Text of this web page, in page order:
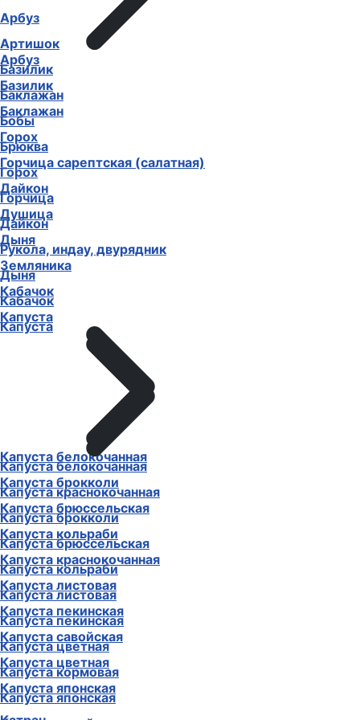
Арбуз
Базилик
Баклажан
Горох
Горчица сарептская (салатная)
Дайкон
Душица
Дыня
Земляника
Кабачок
Капуста
Капуста белокочанная
Капуста брокколи
Капуста брюссельская
Капуста кольраби
Капуста краснокочанная
Капуста листовая
Капуста пекинская
Капуста савойская
Капуста цветная
Капуста японская
Арбуз
Артишок
Базилик
Баклажан
Бобы
Брюква
Горох
Горчица
Дайкон
Рукола, индау, двурядник
Дыня
Кабачок
Капуста
Капуста белокочанная
Капуста краснокочанная
Капуста брокколи
Капуста брюссельская
Капуста кольраби
Капуста листовая
Капуста пекинская
Капуста цветная
Капуста кормовая
Капуста японская